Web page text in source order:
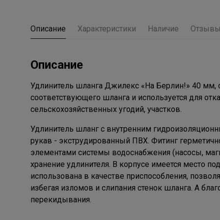
Описание Характеристики Наличие
Описание
Удлинитель шланга Джилекс «На Берлин!» 40
соответствующего шланга и используется для
сельскохозяйственных угодий, участков.
Удлинитель шланг с внутренним
рукав - экструдированный ПВХ. Фитинг
элементами системы водоснабжения (насосы,
хранение удлинителя. В корпусе имеется место
использована в качестве приспособления,
избегая изломов и слипания стенок шланга. А
перекидывания.